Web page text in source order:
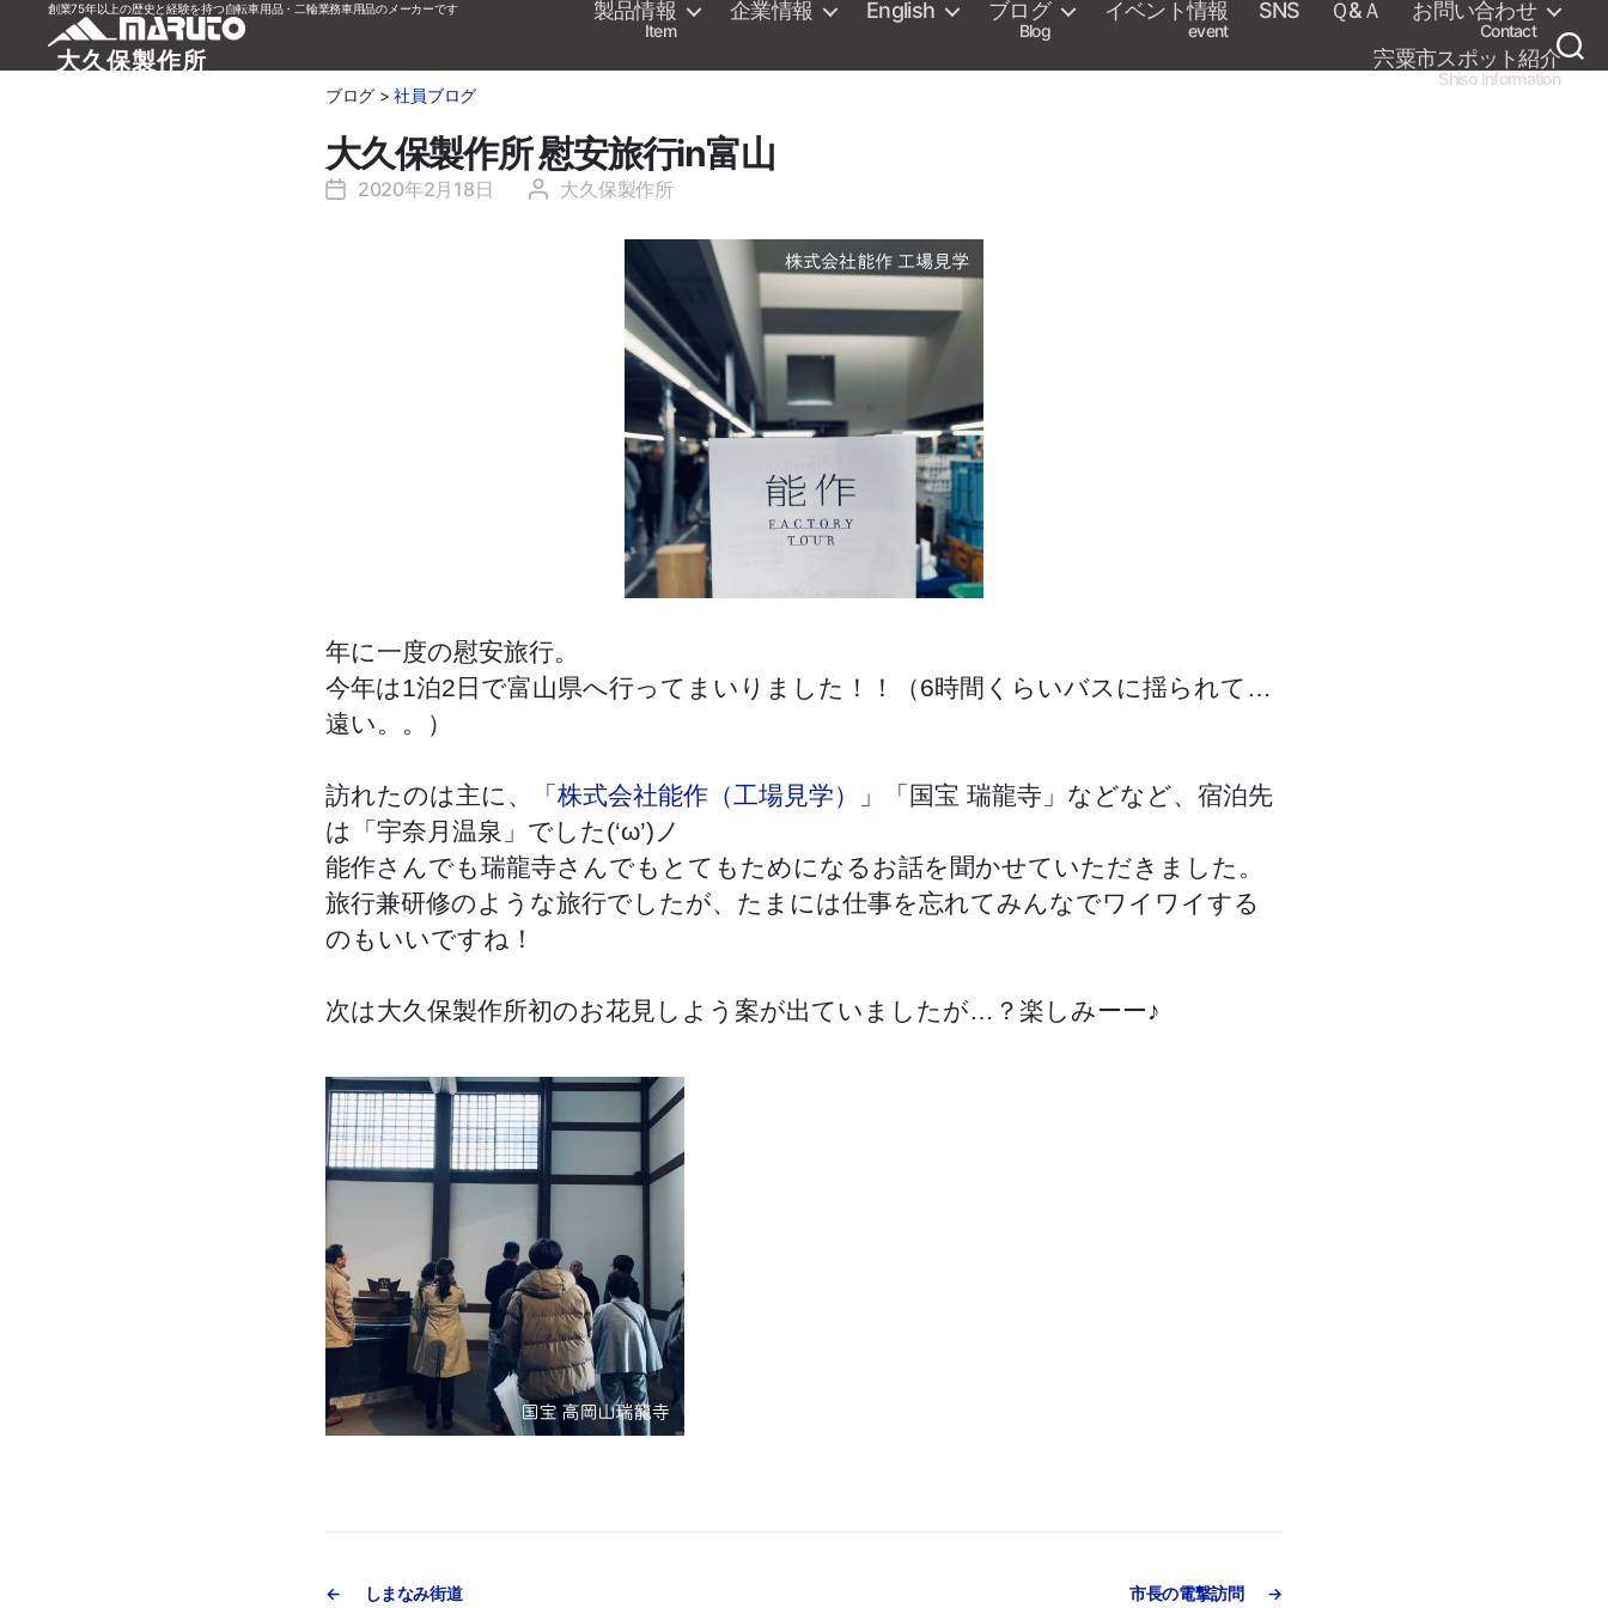
創業75年以上の歴史と経験を持つ自転車用品・二輪業務車用品のメーカーです
大久保製作所
製品情報
Item
企業情報 English ブログ
Blog
イベント情報
event
SNS Ｑ&Ａ お問い合わせ
Contact
宍粟市スポット紹介
Shiso Information
ブログ >社員ブログ
大久保製作所 慰安旅行in富山
投
2020年2月18日
投 大久保製作所
年に一度の慰安旅行。
今年は1泊2日で富山県へ行ってまいりました！！（6時間くらいバスに揺られて…
遠い。。）
訪れたのは主に、 「株式会社能作（工場見学）」
「国宝 瑞龍寺」などなど、宿泊先
は「宇奈月温泉」でした(‘ω’)ノ
能作さんでも瑞龍寺さんでもとてもためになるお話を聞かせていただきました。
旅行兼研修のような旅行でしたが、たまには仕事を忘れてみんなでワイワイする
のもいいですね！
次は大久保製作所初のお花見しよう案が出ていましたが…？楽しみーー♪
← しまなみ街道 →
市長の電撃訪問